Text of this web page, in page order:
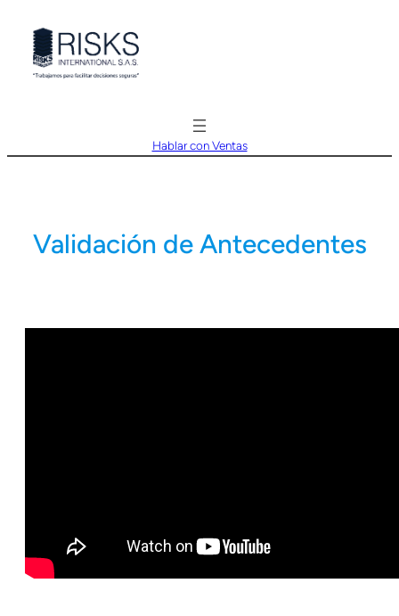
contenido
Hablar con Ventas
Validación de Antecedentes